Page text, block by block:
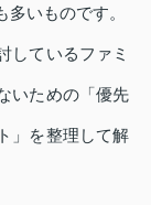
いものです。
しているファミ
いための「優先
」を整理して解